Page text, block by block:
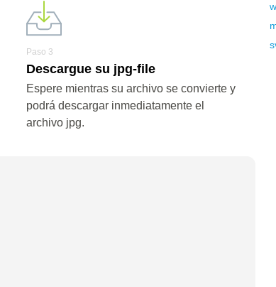
Paso 3
Descargue su jpg-file
Espere mientras su archivo se convierte y
podrá descargar inmediatamente el
archivo jpg.